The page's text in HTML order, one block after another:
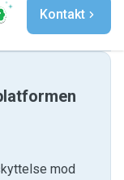
Kontakt
mod